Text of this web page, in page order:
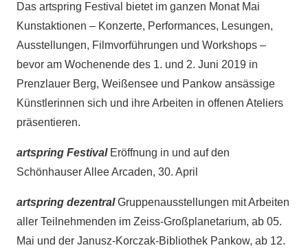
Das artspring Festival bietet im ganzen Monat Mai
Kunstaktionen – Konzerte, Performances, Lesungen,
Ausstellungen, Filmvorführungen und Workshops –
bevor am Wochenende des 1. und 2. Juni 2019 in
Prenzlauer Berg, Weißensee und Pankow ansässige
Künstlerinnen sich und ihre Arbeiten in offenen Ateliers
präsentieren.
artspring FestivalEröffnung in und auf den
Schönhauser Allee Arcaden, 30. April
artspring dezentral Gruppenausstellungen mit Arbeiten
aller Teilnehmenden im Zeiss-Großplanetarium, ab 05.
Mai und der Janusz-Korczak-Bibliothek Pankow, ab 12.